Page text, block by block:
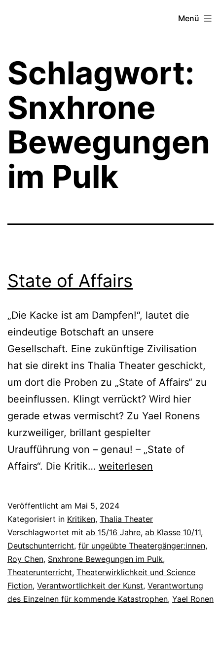
Menü
Schlagwort:
Snxhrone
Bewegungen
im Pulk
State of Affairs
„Die Kacke ist am Dampfen!“, lautet die
eindeutige Botschaft an unsere
Gesellschaft. Eine zukünftige Zivilisation
hat sie direkt ins Thalia Theater geschickt,
um dort die Proben zu „State of Affairs“ zu
beeinflussen. Klingt verrückt? Wird hier
gerade etwas vermischt? Zu Yael Ronens
kurzweiliger, brillant gespielter
Uraufführung von – genau! – „State of
Affairs“. Die Kritik… State
weiterlesen
Veröffentlicht am Mai 5, 2024
Kategorisiert in Kritiken, Thalia Theater
Verschlagwortet mit ab 15/16 Jahre, ab Klasse 10/11,
Deutschunterricht, für ungeübte Theatergänger:innen,
Roy Chen, Snxhrone Bewegungen im Pulk,
Theaterunterricht, Theaterwirklichkeit und Science
Fiction, Verantwortlichkeit der Kunst, Verantwortung
des Einzelnen für kommende Katastrophen, Yael Ronen